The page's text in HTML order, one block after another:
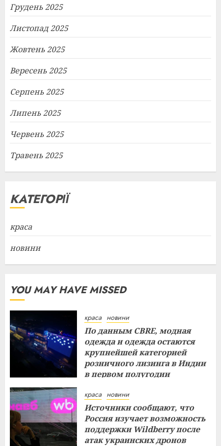
Грудень 2025
Листопад 2025
Жовтень 2025
Вересень 2025
Серпень 2025
Липень 2025
Червень 2025
Травень 2025
КАТЕГОРІЇ
краса
новини
YOU MAY HAVE MISSED
краса новини
По данным CBRE, модная
одежда и одежда остаются
крупнейшей категорией
розничного лизинга в Индии
в первом полугодии
краса новини
Источники сообщают, что
Россия изучает возможность
поддержки Wildberry после
атак украинских дронов